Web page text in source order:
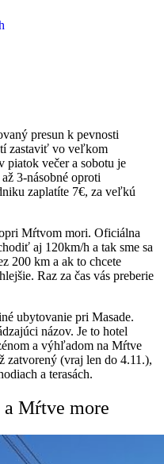
presun k pevnosti
zastaviť vo veľkom
piatok večer a sobotu je
3-násobné oproti
zaplatíte 7€, za veľkú
Mŕtvom mori. Oficiálna
aj 120km/h a tak sme sa
200 km a ak to chcete
Raz za čas vás preberie
ubytovanie pri Masade.
názov. Je to hotel
a výhľadom na Mŕtve
zatvorený (vraj len do 4.11.),
a terasách.
a Mŕtve more